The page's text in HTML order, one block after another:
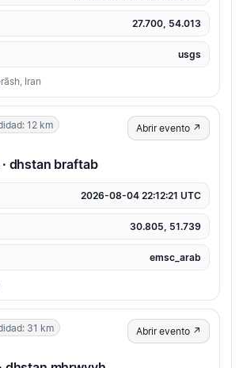
27.700, 54.013
usgs
Iran
12 km Abrir evento ↗
dhstan braftab
2026-08-04 22:12:21 UTC
30.805, 51.739
emsc_arab
31 km Abrir evento ↗